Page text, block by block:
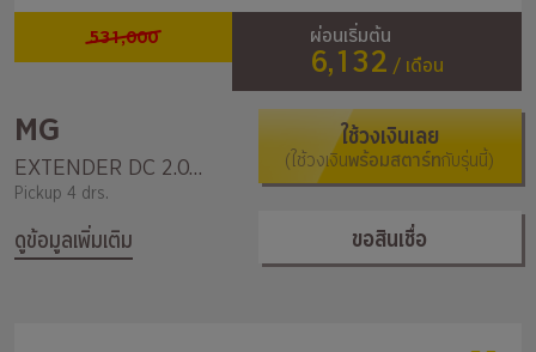
531,000 ผ่อนเริ่มต้น
6,132 / เดือน
MG
EXTENDER DC 2.0 GRAND D 6MT
Pickup 4 drs.
ดูข้อมูลเพิ่มเติม
ใช้วงเงินเลย
(ใช้วงเงินพร้อมสตาร์ทกับรุ่นนี้)
ขอสินเชื่อ